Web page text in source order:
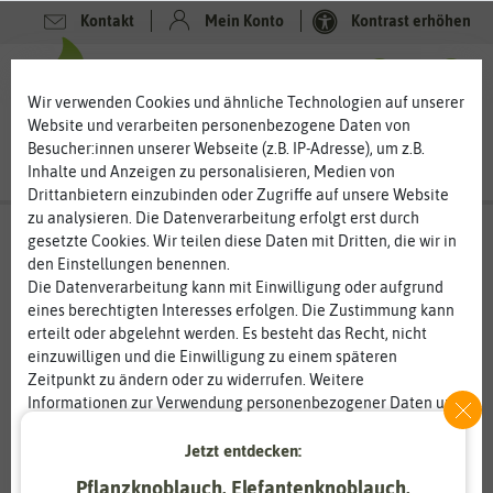
Kontakt Mein Konto Kontrast erhöhen
-80%
Wir verwenden Cookies und ähnliche Technologien auf unserer
Website und verarbeiten personenbezogene Daten von
Besucher:innen unserer Webseite (z.B. IP-Adresse), um z.B.
Inhalte und Anzeigen zu personalisieren, Medien von
Drittanbietern einzubinden oder Zugriffe auf unsere Website
zu analysieren. Die Datenverarbeitung erfolgt erst durch
gesetzte Cookies. Wir teilen diese Daten mit Dritten, die wir in
den Einstellungen benennen.
Die Datenverarbeitung kann mit Einwilligung oder aufgrund
eines berechtigten Interesses erfolgen. Die Zustimmung kann
erteilt oder abgelehnt werden. Es besteht das Recht, nicht
einzuwilligen und die Einwilligung zu einem späteren
Zeitpunkt zu ändern oder zu widerrufen. Weitere
Informationen zur Verwendung personenbezogener Daten und
Essenziell Statistik
Jetzt entdecken:
Pflanzknoblauch, Elefantenknoblauch,